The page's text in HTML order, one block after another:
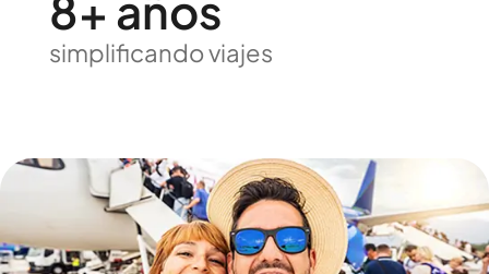
simplificando viajes